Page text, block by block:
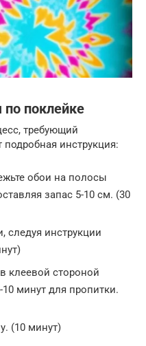
по поклейке
требующий
инструкция:
обои на полосы
запас 5-10 см. (30
следуя инструкции
клеевой стороной
10 минут для пропитки.
(10 минут)